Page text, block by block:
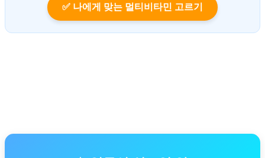
✅ 나에게 맞는 멀티비타민 고르기